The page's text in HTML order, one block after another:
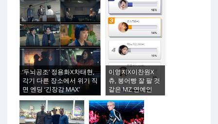
‘두뇌공조’ 정용화X차태현,
각기 다른 장소에서 위기 직
면 엔딩 ‘긴장감 MAX’
이영지X이찬원X
츄, 붕어빵 잘 팔 것
같은 MZ 연예인